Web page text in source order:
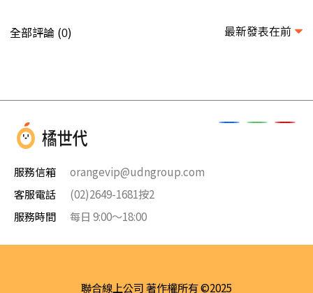
全部評論 (0) 最新發表在前
服務信箱
orangevip@udngroup.com
客服電話
(02)2649-1681按2
服務時間
每日 9:00～18:00
聯合線上公司 著作權所有 ©2025